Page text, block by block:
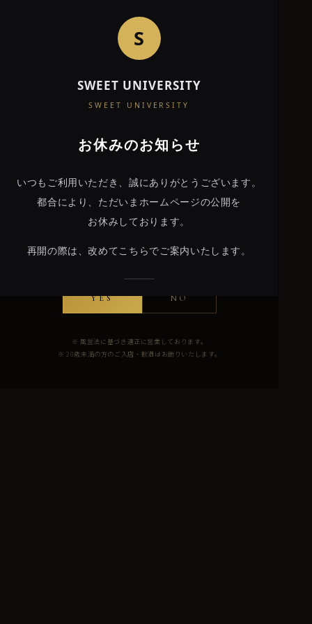
S
SWEET UNIVERSITY
SWEET UNIVERSITY
お休みのお知らせ
いつもご利用いただき、誠にありがとうございます。
都合により、ただいまホームページの公開を
お休みしております。
再開の際は、改めてこちらでご案内いたします。
SWEET
PREMIUM LOUNGE
あなたは20歳以上ですか？
ご入店をお断りしております。
YES NO
※ 風営法に基づき適正に営業しております。
※ 20歳未満の方のご入店・飲酒はお断りいたします。